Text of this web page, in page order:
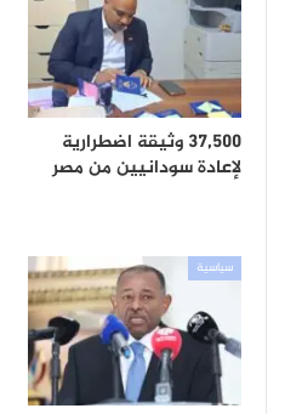
37,500 وثيقة اضطرارية
لإعادة سودانيين من مصر
سياسية